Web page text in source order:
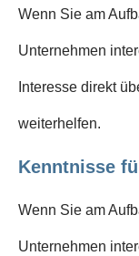
Wenn Sie am
Unternehmen
Interesse direkt
weiterhelfen.
Kenntnisse
Wenn Sie am
Unternehmen